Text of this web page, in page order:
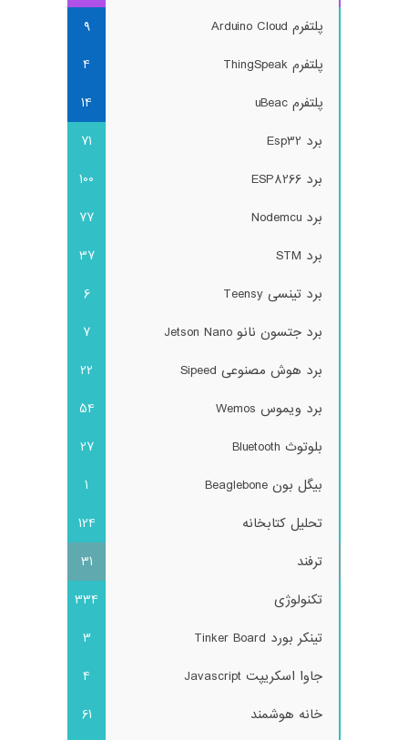
پلتفرم Arduino Cloud
9
پلتفرم ThingSpeak
4
پلتفرم uBeac
14
برد Esp32
71
برد ESP8266
100
برد Nodemcu
77
برد STM
37
برد تینسی Teensy
6
برد جتسون نانو Jetson Nano
7
برد هوش مصنوعی Sipeed
22
برد ویموس Wemos
54
بلوتوث Bluetooth
27
بیگل بون Beaglebone
1
تحلیل کتابخانه
124
ترفند
31
تکنولوژی
334
تینکر بورد Tinker Board
3
جاوا اسکریپت Javascript
4
خانه هوشمند
61